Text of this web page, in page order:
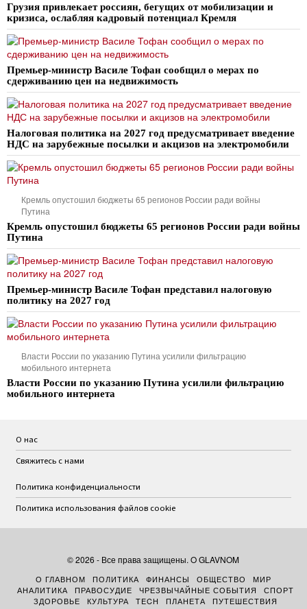
Грузия привлекает россиян, бегущих от мобилизации и
кризиса, ослабляя кадровый потенциал Кремля
Премьер-министр Василе Тофан сообщил о мерах по
сдерживанию цен на недвижимость
Налоговая политика на 2027 год предусматривает введение
НДС на зарубежные посылки и акцизов на электромобили
Кремль опустошил бюджеты 65 регионов России ради войны
Путина
Кремль опустошил бюджеты 65 регионов России ради войны
Путина
Премьер-министр Василе Тофан представил налоговую
политику на 2027 год
Власти России по указанию Путина усилили фильтрацию
мобильного интернета
Власти России по указанию Путина усилили фильтрацию
мобильного интернета
О нас
Свяжитесь с нами
Политика конфиденциальности
Политика использования файлов cookie
©2026 - Все права защищены. O GLAVNOM
О ГЛАВНОМ ПОЛИТИКА ФИНАНСЫ ОБЩЕСТВО
МИР
АНАЛИТИКА
ПРАВОСУДИЕ ЧРЕЗВЫЧАЙНЫЕ СОБЫТИЯ
СПОРТ
ЗДОРОВЬЕ
КУЛЬТУРА TECH ПЛАНЕТА
ПУТЕШЕСТВИЯ